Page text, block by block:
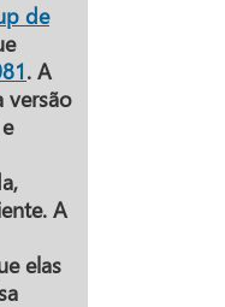
de
. A
versão
A
elas